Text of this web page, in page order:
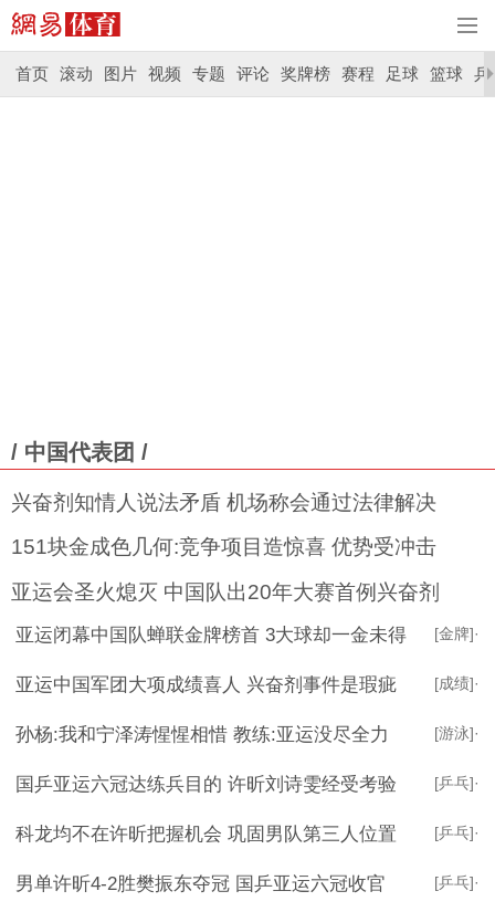
首页 滚动 图片 视频 专题 评论 奖牌榜 赛程 足球 篮球 乒
/ 中国代表团 /
兴奋剂知情人说法矛盾 机场称会通过法律解决
151块金成色几何:竞争项目造惊喜 优势受冲击
亚运会圣火熄灭 中国队出20年大赛首例兴奋剂
·
[金牌]
亚运闭幕中国队蝉联金牌榜首 3大球却一金未得
·
[成绩]
亚运中国军团大项成绩喜人 兴奋剂事件是瑕疵
·
[游泳]
孙杨:我和宁泽涛惺惺相惜 教练:亚运没尽全力
·
[乒乓]
国乒亚运六冠达练兵目的 许昕刘诗雯经受考验
·
[乒乓]
科龙均不在许昕把握机会 巩固男队第三人位置
·
[乒乓]
男单许昕4-2胜樊振东夺冠 国乒亚运六冠收官